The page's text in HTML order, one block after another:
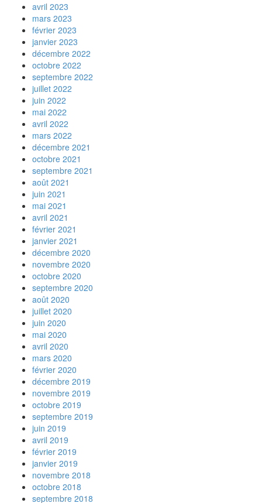
avril 2023
mars 2023
février 2023
janvier 2023
décembre 2022
octobre 2022
septembre 2022
juillet 2022
juin 2022
mai 2022
avril 2022
mars 2022
décembre 2021
octobre 2021
septembre 2021
août 2021
juin 2021
mai 2021
avril 2021
février 2021
janvier 2021
décembre 2020
novembre 2020
octobre 2020
septembre 2020
août 2020
juillet 2020
juin 2020
mai 2020
avril 2020
mars 2020
février 2020
décembre 2019
novembre 2019
octobre 2019
septembre 2019
juin 2019
avril 2019
février 2019
janvier 2019
novembre 2018
octobre 2018
septembre 2018